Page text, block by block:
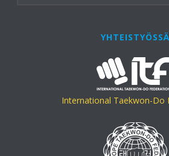
YHTEISTYÖSSÄ
International Taekwon-Do